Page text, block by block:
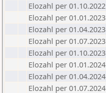
Elozahl per 01.10.2022
Elozahl per 01.01.2023
Elozahl per 01.04.2023
Elozahl per 01.07.2023
Elozahl per 01.10.2023
Elozahl per 01.01.2024
Elozahl per 01.04.2024
Elozahl per 01.07.2024